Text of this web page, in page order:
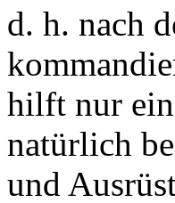
d. h. nach
hilft nur
natürlich
und